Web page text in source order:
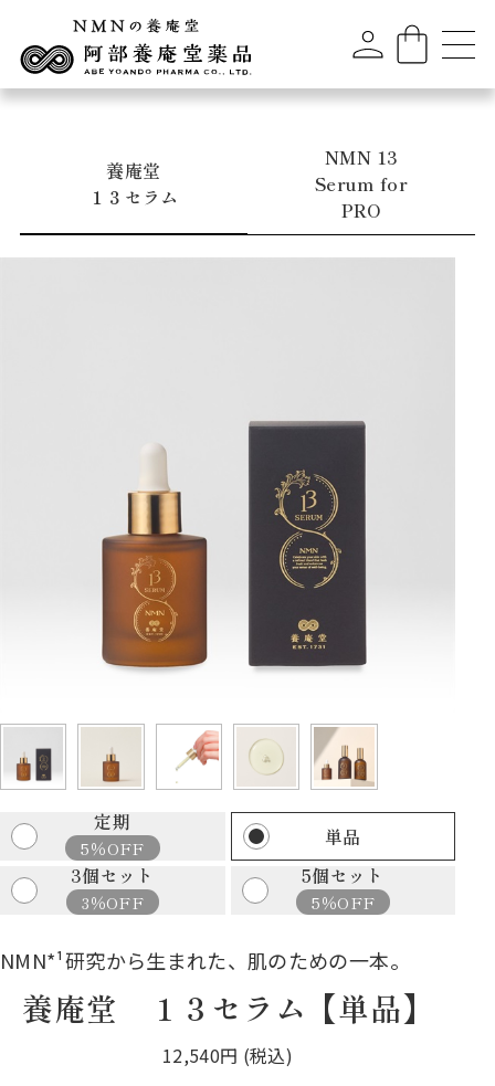
養庵堂
１３セラム
NMN 13
Serum for
PRO
定期
5％OFF
単品
3個セット
3％OFF
5個セット
5％OFF
NMN*¹研究から生まれた、肌のための一本。
養庵堂 １３セラム【単品】
12,540円 (税込)